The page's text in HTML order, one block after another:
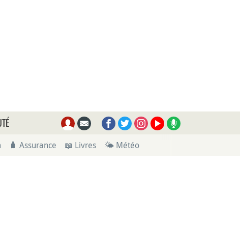
🧳 Assurance 📖 Livres 🌤 Météo